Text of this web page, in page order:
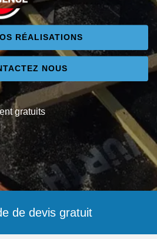
RÉALISATIONS
NOUS
gratuits
de devis gratuit